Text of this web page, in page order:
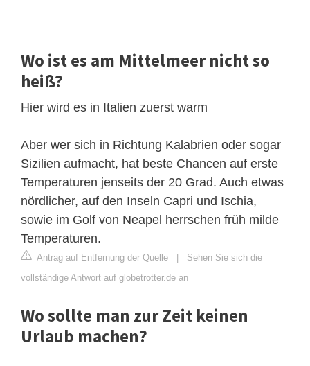
Wo ist es am Mittelmeer nicht so
heiß?
Hier wird es in Italien zuerst warm
Aber wer sich in Richtung Kalabrien oder sogar
Sizilien aufmacht, hat beste Chancen auf erste
Temperaturen jenseits der 20 Grad. Auch etwas
nördlicher, auf den Inseln Capri und Ischia,
sowie im Golf von Neapel herrschen früh milde
Temperaturen.
Antrag auf Entfernung der Quelle | Sehen Sie sich die
vollständige Antwort auf globetrotter.de an
Wo sollte man zur Zeit keinen
Urlaub machen?